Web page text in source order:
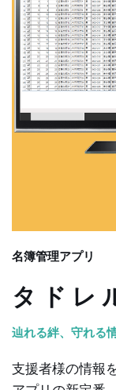
名簿管理アプリ
タ ド レ
辿れる絆、守れる
支援者様の情報